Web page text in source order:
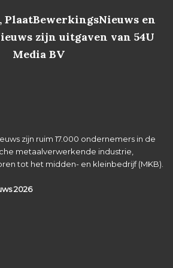
PlaatBewerkingsNieuws en
zijn uitgaven van 54U
Media BV
zijn ruim 17.000 ondernemers in de
metaalverwerkende industrie,
tot het midden- en kleinbedrijf (MKB).
2026